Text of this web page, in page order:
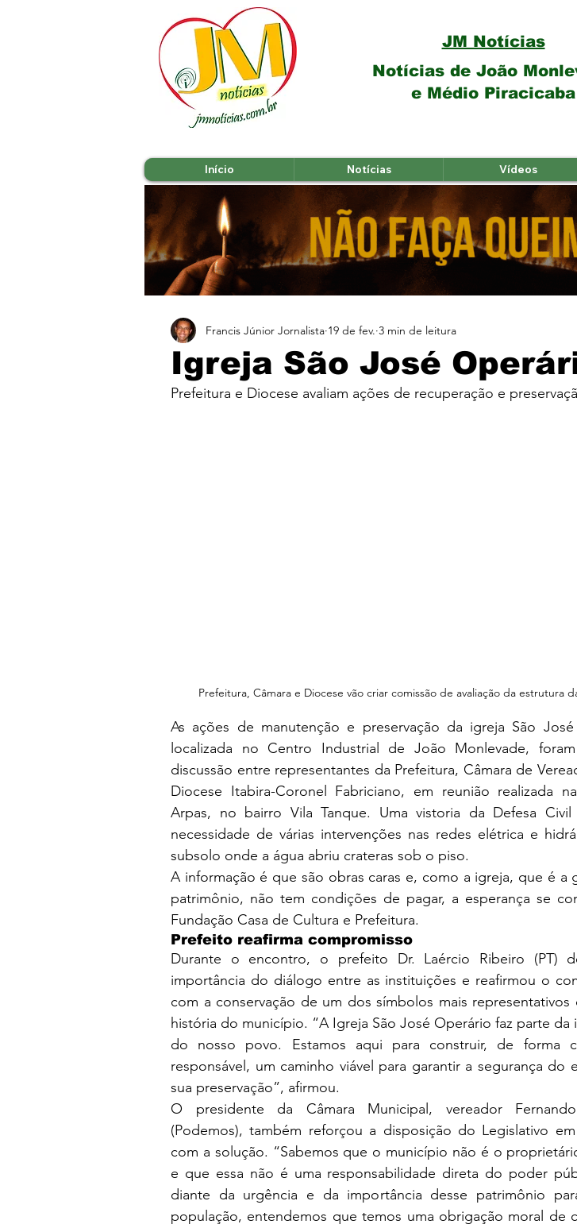
Notícias de João
e Médio Piracicaba
JM Notícias
Início Notícias Vídeos
Igreja São José
Francis Júnior Jornalista 19 de fev. 3 min de leitura
Prefeitura e Diocese avaliam ações de recuperação e
Prefeitura, Câmara e Diocese vão criar comissão de avaliação da estrutura
As ações de manutenção e preservação da igreja São
localizada no Centro Industrial de João Monlevade,
discussão entre representantes da Prefeitura, Câmara de
Diocese Itabira-Coronel Fabriciano, em reunião realizada
Arpas, no bairro Vila Tanque. Uma vistoria da Defesa
necessidade de várias intervenções nas redes elétrica e
subsolo onde a água abriu crateras sob o piso.
A informação é que são obras caras e, como a igreja, que é a
patrimônio, não tem condições de pagar, a esperança se
Fundação Casa de Cultura e Prefeitura.
Prefeito reafirma compromisso
Durante o encontro, o prefeito Dr. Laércio Ribeiro (PT)
importância do diálogo entre as instituições e reafirmou o
com a conservação de um dos símbolos mais representativos
história do município. “A Igreja São José Operário faz parte da
do nosso povo. Estamos aqui para construir, de forma
responsável, um caminho viável para garantir a segurança do
sua preservação”, afirmou.
O presidente da Câmara Municipal, vereador
(Podemos), também reforçou a disposição do Legislativo
com a solução. “Sabemos que o município não é o
e que essa não é uma responsabilidade direta do poder
diante da urgência e da importância desse patrimônio
população, entendemos que temos uma obrigação moral de